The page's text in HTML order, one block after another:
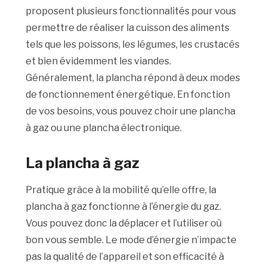
proposent plusieurs fonctionnalités pour vous
permettre de réaliser la cuisson des aliments
tels que les poissons, les légumes, les crustacés
et bien évidemment les viandes.
Généralement, la plancha répond à deux modes
de fonctionnement énergétique. En fonction
de vos besoins, vous pouvez choir une plancha
à gaz ou une plancha électronique.
La plancha à gaz
Pratique grâce à la mobilité qu’elle offre, la
plancha à gaz fonctionne à l’énergie du gaz.
Vous pouvez donc la déplacer et l’utiliser où
bon vous semble. Le mode d’énergie n’impacte
pas la qualité de l’appareil et son efficacité à